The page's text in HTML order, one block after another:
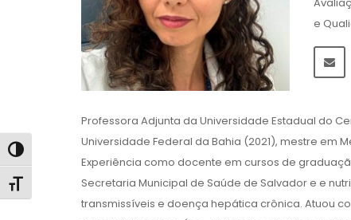
Alternar alto contraste
Alternar tamanho da fonte
e
Professora Adjunta da Universidade Estadual do
Universidade Federal da Bahia (2021), mestre em
Experiência como docente em cursos de
Secretaria Municipal de Saúde de Salvador e e
transmissíveis e doença hepática crônica. Atuou